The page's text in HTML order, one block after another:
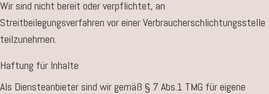
Wir sind nicht bereit oder verpflichtet, an
Streitbeilegungsverfahren vor einer Verbraucherschlichtungsstelle
teilzunehmen.
Haftung für Inhalte
Als Diensteanbieter sind wir gemäß § 7 Abs.1 TMG für eigene